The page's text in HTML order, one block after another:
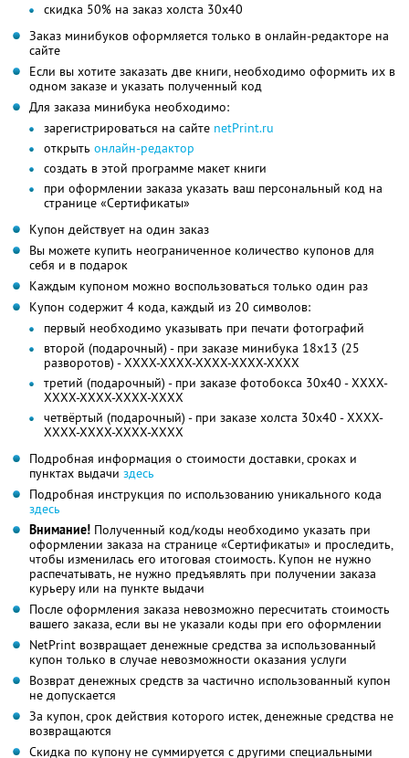
скидка 50% на заказ xолста 30х40
Заказ минибуков оформляется только в онлайн-редакторе на
сайте
Если вы хотите заказать две книги, необходимо оформить их в
одном заказе и указать полученный код
Для заказа минибука необходимо:
зарегистрироваться на сайте netPrint.ru
открыть онлайн-редактор
создать в этой программе макет книги
при оформлении заказа указать ваш персональный код на
странице «Сертификаты»
Купон действует на один заказ
Вы можете купить неограниченное количество купонов для
себя и в подарок
Каждым купоном можно воспользоваться только один раз
Купон содержит 4 кода, каждый из 20 символов:
первый необходимо указывать при печати фотографий
второй (подарочный) - при заказе минибука 18х13 (25
разворотов) - XXXX-XXXX-XXXX-XXXX-XXXX
третий (подарочный) - при заказе фотобокса 30х40 - XXXX-
XXXX-XXXX-XXXX-XXXX
четвёртый (подарочный) - при заказе холста 30х40 - XXXX-
XXXX-XXXX-XXXX-XXXX
Подробная информация о стоимости доставки, сроках и
пунктах выдачи здесь
Подробная инструкция по использованию уникального кода
здесь
Внимание! Полученный код/коды необходимо указать при
оформлении заказа на странице «Сертификаты» и проследить,
чтобы изменилась его итоговая стоимость. Купон не нужно
распечатывать, не нужно предъявлять при получении заказа
курьеру или на пункте выдачи
После оформления заказа невозможно пересчитать стоимость
вашего заказа, если вы не указали коды при его оформлении
NetPrint возвращает денежные средства за использованный
купон только в случае невозможности оказания услуги
Возврат денежных средств за частично использованный купон
не допускается
За купон, срок действия которого истек, денежные средства не
возвращаются
Скидка по купону не суммируется с другими специальными